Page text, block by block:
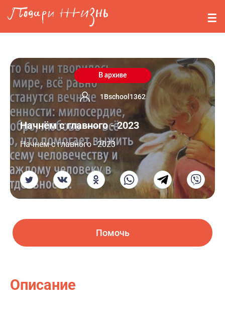
Перейти к основному содержанию
События
Вопросы
Войти
Регистрация
В архиве
1Bschool1362
Начнём с главного - 2023
Начнем с главного - 2023
Помочь
Описание